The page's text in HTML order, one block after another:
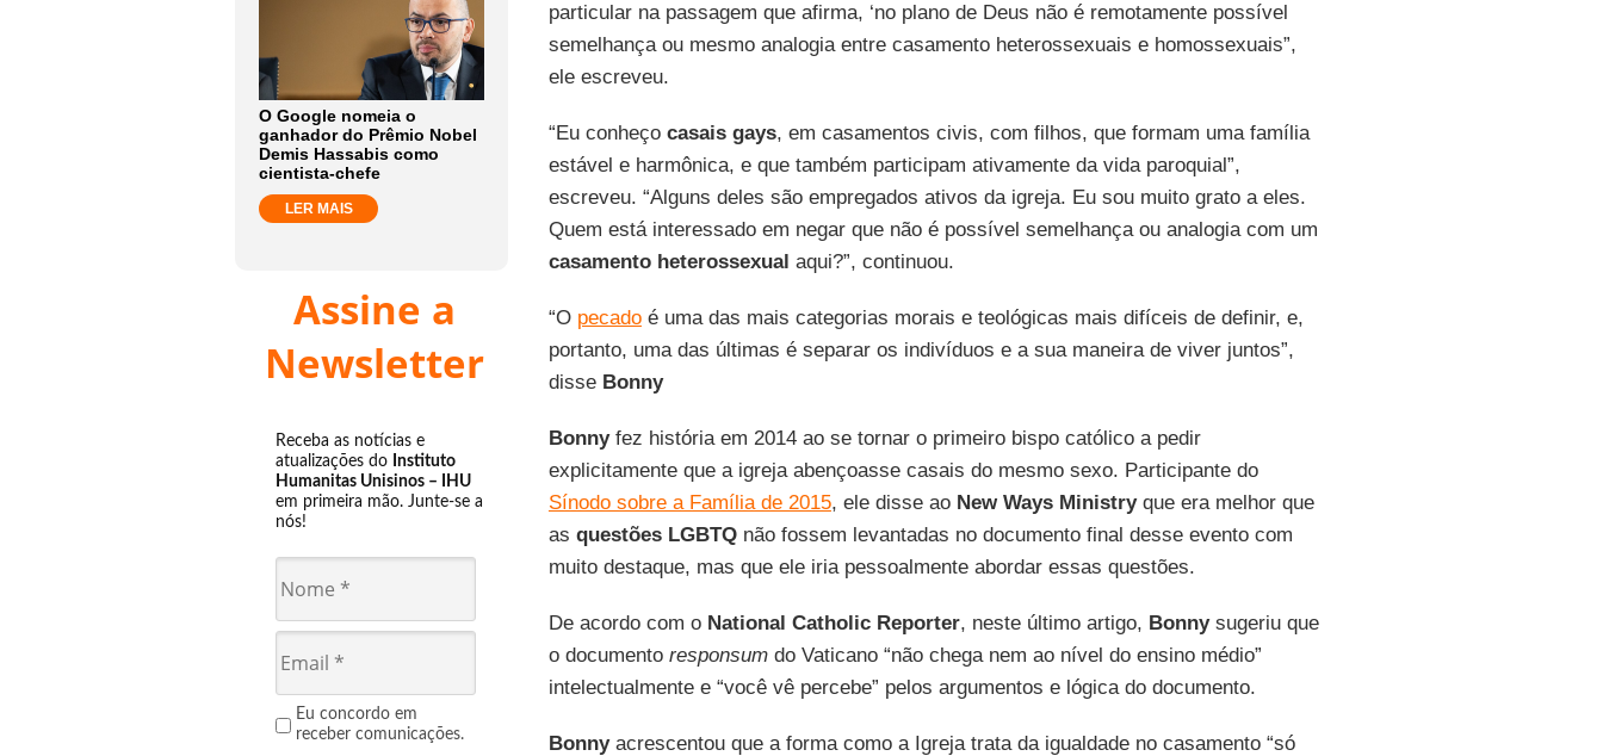
O Google nomeia o
ganhador do Prêmio Nobel
Demis Hassabis como
cientista-chefe
LER MAIS
Assine a
Newsletter
Receba as notícias e
atualizações do Instituto
Humanitas Unisinos – IHU
em primeira mão. Junte-se a
nós!
Eu concordo em
receber comunicações.
particular na passagem que afirma, ‘no plano de Deus não é remotamente possível
semelhança ou mesmo analogia entre casamento heterossexuais e homossexuais”,
ele escreveu.
“Eu conheço casais gays, em casamentos civis, com filhos, que formam uma família
estável e harmônica, e que também participam ativamente da vida paroquial”,
escreveu. “Alguns deles são empregados ativos da igreja. Eu sou muito grato a eles.
Quem está interessado em negar que não é possível semelhança ou analogia com um
casamento heterossexual aqui?”, continuou.
“O pecadoé uma das mais categorias morais e teológicas mais difíceis de definir, e,
portanto, uma das últimas é separar os indivíduos e a sua maneira de viver juntos”,
disse Bonny
Bonnyfez história em 2014 ao se tornar o primeiro bispo católico a pedir
explicitamente que a igreja abençoasse casais do mesmo sexo. Participante do
Sínodo sobre a Família de 2015, ele disse ao New Ways Ministryque era melhor que
as questões LGBTQnão fossem levantadas no documento final desse evento com
muito destaque, mas que ele iria pessoalmente abordar essas questões.
De acordo com o National Catholic Reporter, neste último artigo, Bonnysugeriu que
o documento responsumdo Vaticano “não chega nem ao nível do ensino médio”
intelectualmente e “você vê percebe” pelos argumentos e lógica do documento.
Bonnyacrescentou que a forma como a Igreja trata da igualdade no casamento “só